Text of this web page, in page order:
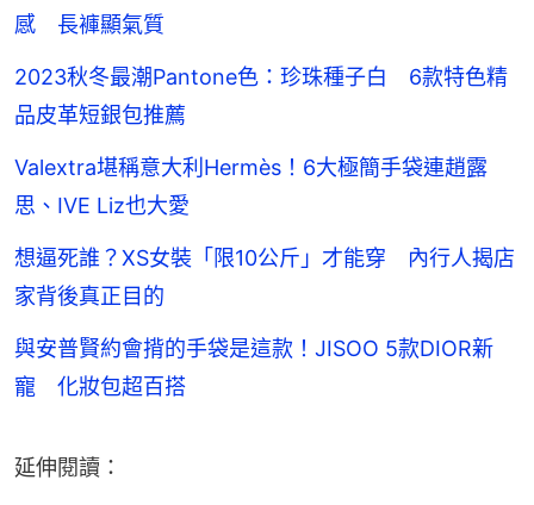
感 長褲顯氣質
2023秋冬最潮Pantone色：珍珠種子白 6款特色精
品皮革短銀包推薦
Valextra堪稱意大利Hermès！6大極簡手袋連趙露
思、IVE Liz也大愛
想逼死誰？XS女裝「限10公斤」才能穿 內行人揭店
家背後真正目的
與安普賢約會揹的手袋是這款！JISOO 5款DIOR新
寵 化妝包超百搭
延伸閱讀：